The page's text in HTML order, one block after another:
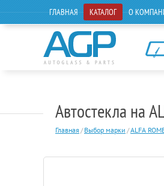
ГЛАВНАЯ КАТАЛОГ О
Автостекла на
Главная / Выбор марки /ALFA